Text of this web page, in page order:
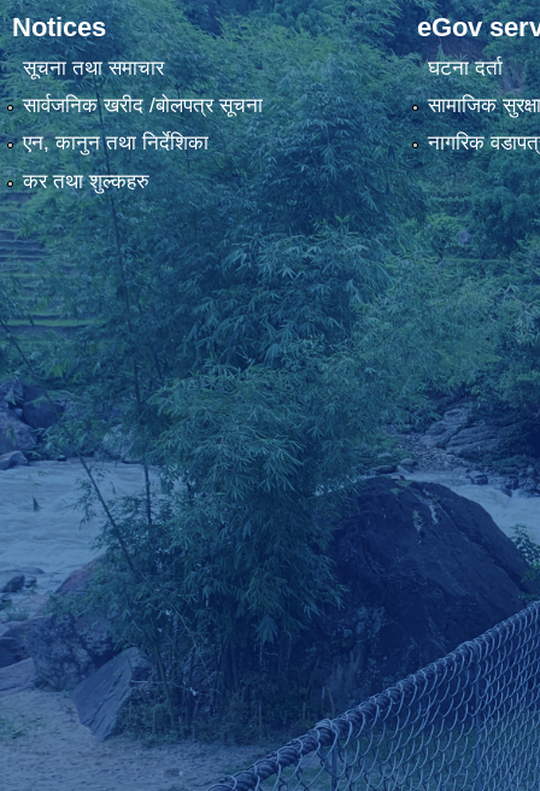
Notices
सूचना तथा समाचार
सार्वजनिक खरीद /बोलपत्र सूचना
एन, कानुन तथा निर्देशिका
कर तथा शुल्कहरु
eGov
घटना दर्ता
सामाजिक सुरक्षा
नागरिक